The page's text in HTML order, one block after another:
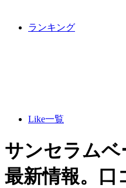
ランキング
Like一覧
サンセラム
最新情報。口